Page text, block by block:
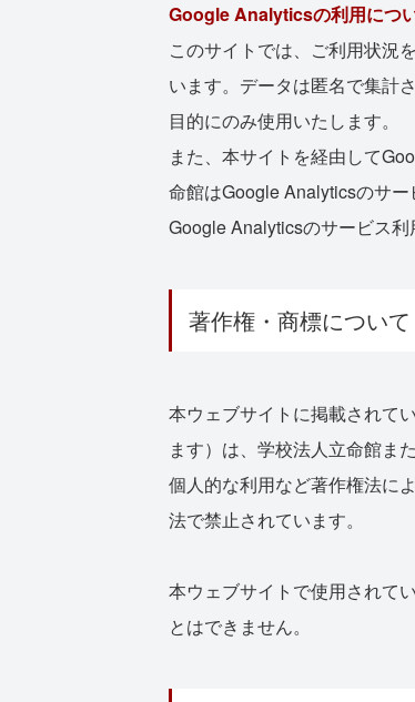
Google Analyticsの利用につ
このサイトでは、ご利用状況
います。データは匿名で集計
目的にのみ使用いたします。
また、本サイトを経由して
命館はGoogle Analyticsのサー
Google Analyticsのサービス
著作権・商標について
本ウェブサイトに掲載されて
ます）は、学校法人立命館ま
個人的な利用など著作権法に
法で禁止されています。
本ウェブサイトで使用されて
とはできません。